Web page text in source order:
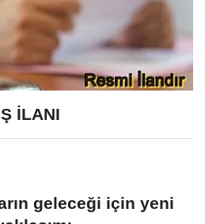
İLANI
geleceği için yeni